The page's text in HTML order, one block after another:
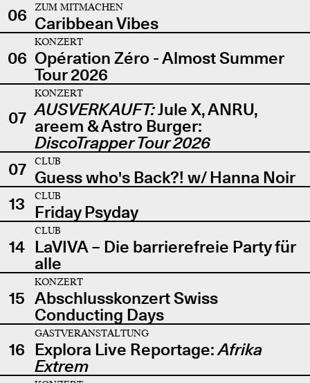
06
ZUM MITMACHEN
Caribbean Vibes
06
KONZERT
Opération Zéro - Almost Summer
Tour 2026
07
KONZERT
AUSVERKAUFT:Jule X, ANRU,
areem & Astro Burger:
DiscoTrapper Tour 2026
07
CLUB
Guess who's Back?! w/ Hanna Noir
13
CLUB
Friday Psyday
14
CLUB
LaVIVA – Die barrierefreie Party für
alle
15
KONZERT
Abschlusskonzert Swiss
Conducting Days
16
GASTVERANSTALTUNG
Explora Live Reportage:Afrika
Extrem